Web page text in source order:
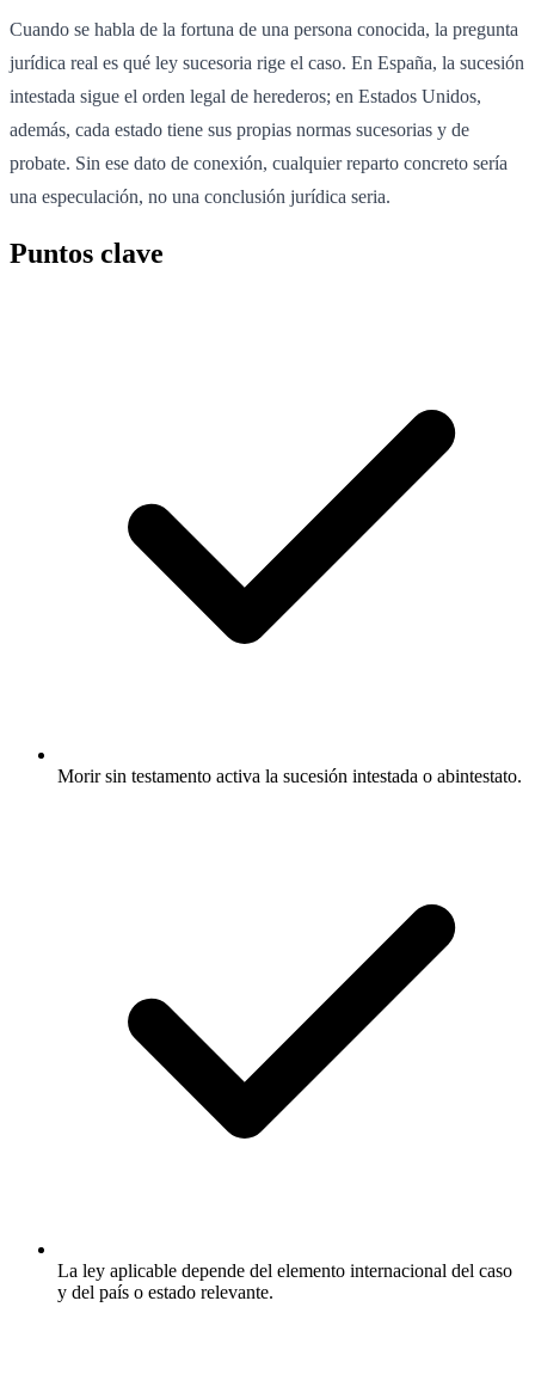
Cuando se habla de la fortuna de una persona conocida, la pregunta
jurídica real es qué ley sucesoria rige el caso. En España, la sucesión
intestada sigue el orden legal de herederos; en Estados Unidos,
además, cada estado tiene sus propias normas sucesorias y de
probate. Sin ese dato de conexión, cualquier reparto concreto sería
una especulación, no una conclusión jurídica seria.
Puntos clave
Morir sin testamento activa la sucesión intestada o abintestato.
La ley aplicable depende del elemento internacional del caso
y del país o estado relevante.